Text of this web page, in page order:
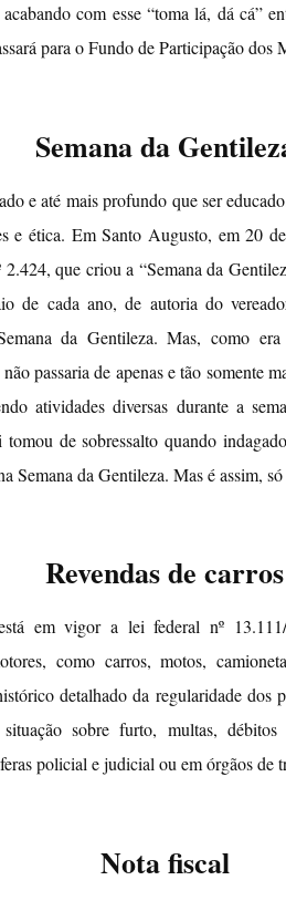
com esse “toma lá, dá cá”
para o Fundo de Participação
Semana da
e até mais profundo que ser
e ética. Em Santo Augusto, em 20
que criou a “Semana da
de cada ano, de autoria do
da Gentileza. Mas, como
passaria de apenas e tão somente
atividades diversas durante a
de sobressalto quando
Semana da Gentileza. Mas é assim,
Revendas de carros
em vigor a lei federal nº
como carros, motos,
detalhado da regularidade dos
sobre furto, multas,
policial e judicial ou em órgãos de
Nota fiscal